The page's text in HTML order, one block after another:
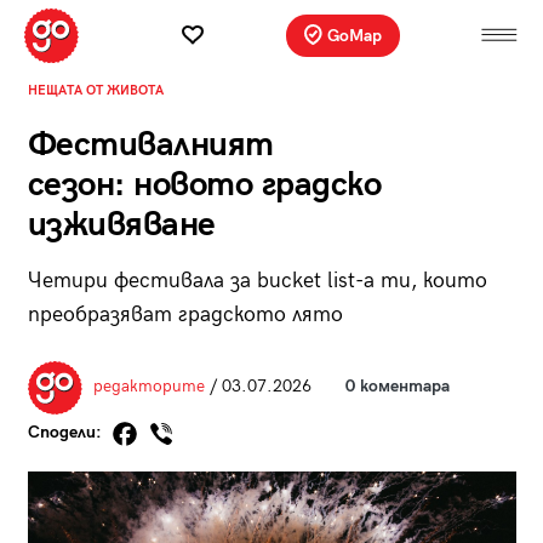
GoMap
НЕЩАТА ОТ ЖИВОТА
Фестивалният
сезон: новото градско
изживяване
Четири фестивала за bucket list-a ти, които
преобразяват градското лято
редакторите/ 03.07.2026 0 коментара
Сподели: